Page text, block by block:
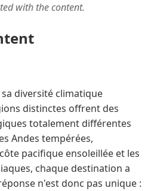
with the content.
diversité climatique
distinctes offrent des
totalement différentes
Andes tempérées,
pacifique ensoleillée et les
chaque destination a
n'est donc pas unique :